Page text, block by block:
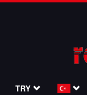
TRY